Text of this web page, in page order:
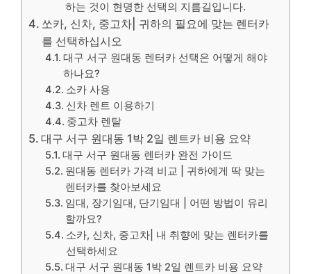
하는 것이 현명한 선택의 지름길입니다.
쏘카, 신차, 중고차| 귀하의 필요에 맞는 렌터카
를 선택하십시오
대구 서구 원대동 렌터카 선택은 어떻게 해야
하나요?
소카 사용
신차 렌트 이용하기
중고차 렌탈
대구 서구 원대동 1박 2일 렌트카 비용 요약
대구 서구 원대동 렌터카 완전 가이드
원대동 렌터카 가격 비교 | 귀하에게 딱 맞는
렌터카를 찾아보세요
임대, 장기임대, 단기임대 | 어떤 방법이 유리
할까요?
소카, 신차, 중고차| 내 취향에 맞는 렌터카를
선택하세요
대구 서구 원대동 1박 2일 렌트카 비용 요약